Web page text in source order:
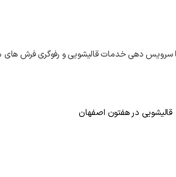
سرویس دهی خدمات قالیشویی و رفوگری فرش